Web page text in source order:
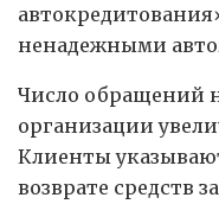
ненадежными
Число обращений
организации
Клиенты
возврате средств